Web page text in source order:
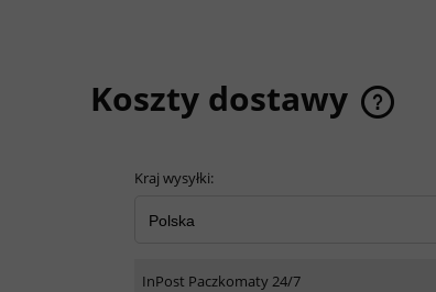
Koszty dostawy
Kraj wysyłki:
InPost Paczkomaty 24/7